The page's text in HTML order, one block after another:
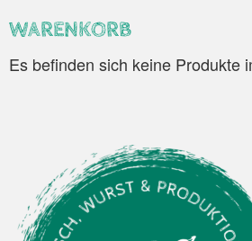
WARENKORB
Es befinden sich keine Produkte